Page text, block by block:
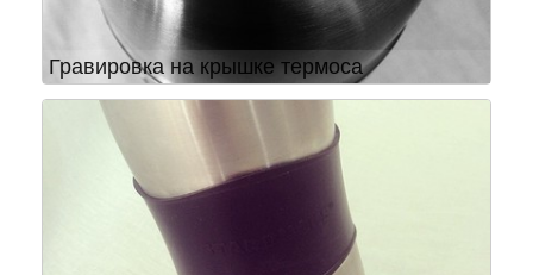
Гравировка на крышке термоса